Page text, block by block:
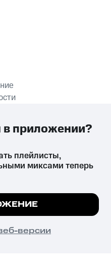
причиняет вред здоровью,
влечёт установленную
на сайте все
плейлисты,
миксами теперь
версии